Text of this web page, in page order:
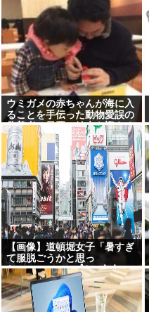
ウミガメの赤ちゃんが海に入
ることを手伝った動物愛誤の
偽善者、最悪の結末を迎える
【画像】道頓堀女子「暑すぎ
て服脱ごうかと思っ
た」･･････････ﾊﾟｼｬｯ！！